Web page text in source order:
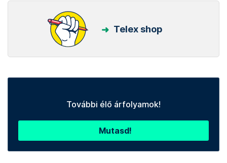
Telex shop
További élő árfolyamok!
Mutasd!